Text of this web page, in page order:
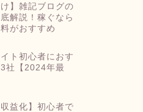
け】雑記ブログの
解説！稼ぐなら
がおすすめ
ト初心者におす
社【2024年最
収益化】初心者で